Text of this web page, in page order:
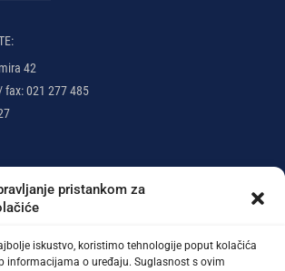
pristankom za
iskustvo, koristimo tehnologije poput kolačića
informacijama o uređaju. Suglasnost s ovim
42
fax: 021 277 485